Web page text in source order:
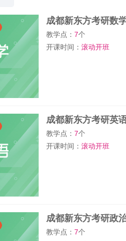
成都新东方考研数
教学点： 7个
开课时间： 滚动开班
成都新东方考研英
教学点： 7个
开课时间： 滚动开班
成都新东方考研政
教学点： 7个